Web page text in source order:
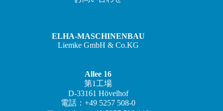
ELHA-MASCHINENBAU
Liemke GmbH & Co.KG
Allee 16
第1工場
D-33161 Hövelhof
電話：+49 5257 508-0